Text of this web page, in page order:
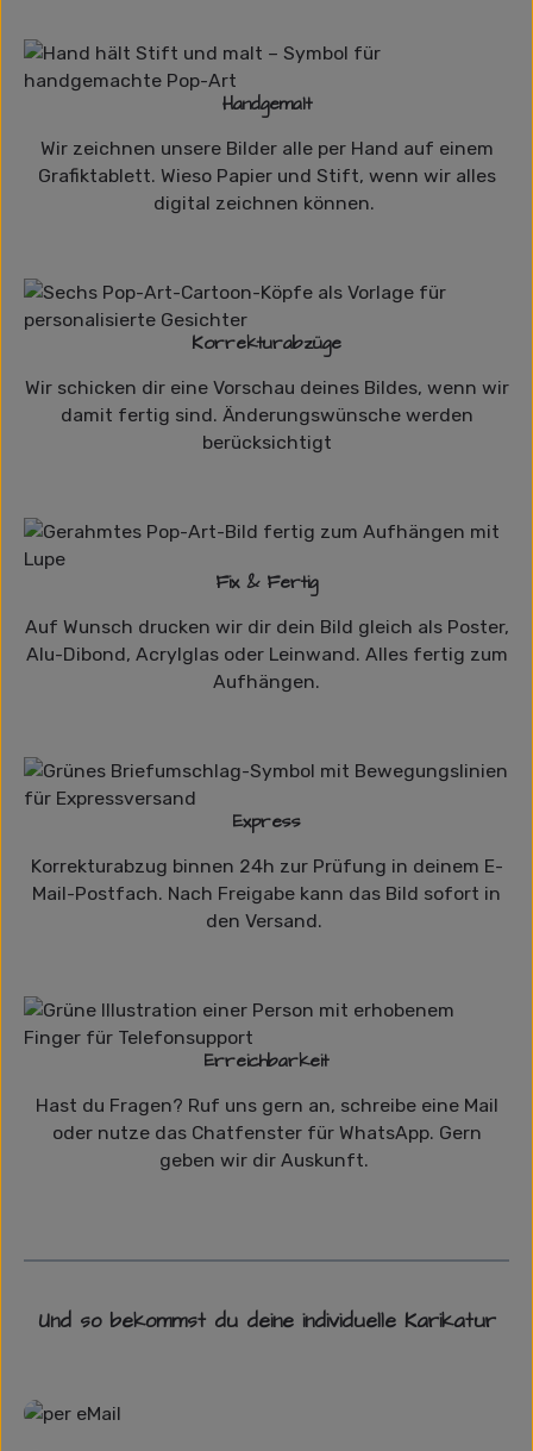
Handgemalt
Wir zeichnen unsere Bilder alle per Hand auf einem
Grafiktablett. Wieso Papier und Stift, wenn wir alles
digital zeichnen können.
Korrekturabzüge
Wir schicken dir eine Vorschau deines Bildes, wenn wir
damit fertig sind. Änderungswünsche werden
berücksichtigt
Fix & Fertig
Auf Wunsch drucken wir dir dein Bild gleich als Poster,
Alu-Dibond, Acrylglas oder Leinwand. Alles fertig zum
Aufhängen.
Express
Korrekturabzug binnen 24h zur Prüfung in deinem E-
Mail-Postfach. Nach Freigabe kann das Bild sofort in
den Versand.
Erreichbarkeit
Hast du Fragen? Ruf uns gern an, schreibe eine Mail
oder nutze das Chatfenster für WhatsApp. Gern
geben wir dir Auskunft.
Und so bekommst du deine individuelle Karikatur